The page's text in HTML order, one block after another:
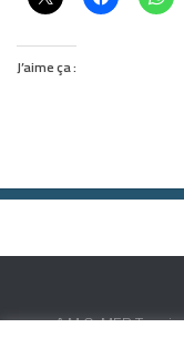
J’aime ça :
A.M.O. MER